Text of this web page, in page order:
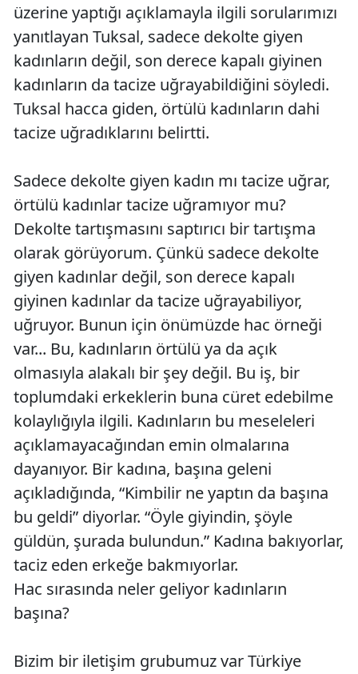
üzerine yaptığı açıklamayla ilgili sorularımızı
yanıtlayan Tuksal, sadece dekolte giyen
kadınların değil, son derece kapalı giyinen
kadınların da tacize uğrayabildiğini söyledi.
Tuksal hacca giden, örtülü kadınların dahi
tacize uğradıklarını belirtti.
Sadece dekolte giyen kadın mı tacize uğrar,
örtülü kadınlar tacize uğramıyor mu?
Dekolte tartışmasını saptırıcı bir tartışma
olarak görüyorum. Çünkü sadece dekolte
giyen kadınlar değil, son derece kapalı
giyinen kadınlar da tacize uğrayabiliyor,
uğruyor. Bunun için önümüzde hac örneği
var... Bu, kadınların örtülü ya da açık
olmasıyla alakalı bir şey değil. Bu iş, bir
toplumdaki erkeklerin buna cüret edebilme
kolaylığıyla ilgili. Kadınların bu meseleleri
açıklamayacağından emin olmalarına
dayanıyor. Bir kadına, başına geleni
açıkladığında, “Kimbilir ne yaptın da başına
bu geldi” diyorlar. “Öyle giyindin, şöyle
güldün, şurada bulundun.” Kadına bakıyorlar,
taciz eden erkeğe bakmıyorlar.
Hac sırasında neler geliyor kadınların
başına?
Bizim bir iletişim grubumuz var Türkiye